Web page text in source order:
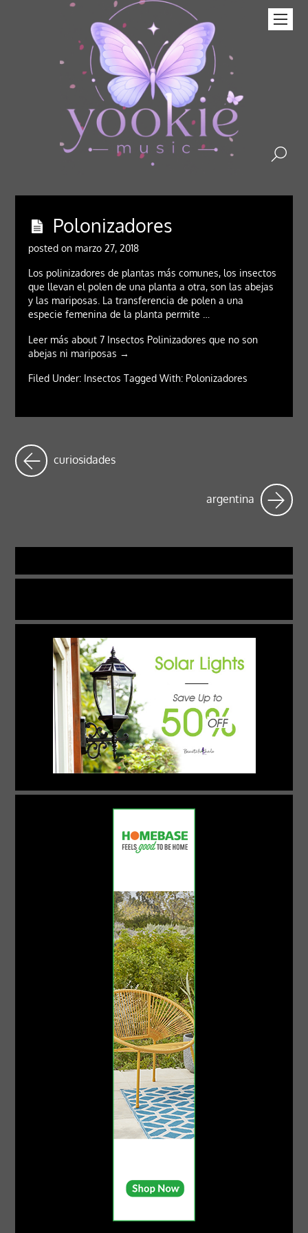
Polonizadores
posted on marzo 27, 2018
Los polinizadores de plantas más comunes, los insectos
que llevan el polen de una planta a otra, son las abejas
y las mariposas. La transferencia de polen a una
especie femenina de la planta permite …
Leer más about 7 Insectos Polinizadores que no son
abejas ni mariposas →
Filed Under: Insectos Tagged With: Polonizadores
curiosidades
argentina